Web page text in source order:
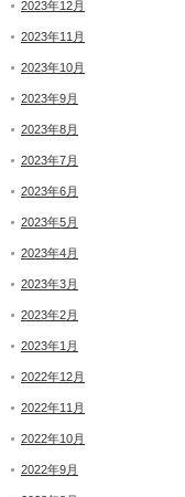
2023年12月
2023年11月
2023年10月
2023年9月
2023年8月
2023年7月
2023年6月
2023年5月
2023年4月
2023年3月
2023年2月
2023年1月
2022年12月
2022年11月
2022年10月
2022年9月